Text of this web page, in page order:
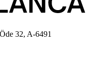
32, A-6491